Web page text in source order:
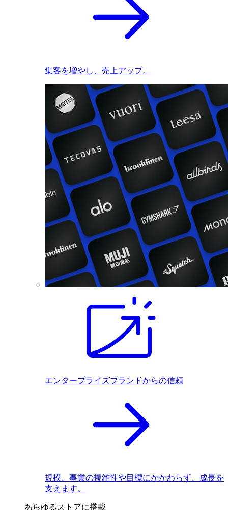
集客を増やし、売上アップ。
エンタープライズブランドからの信頼
規模、事業の複雑性や目標にかかわらず、成長を
支えます。
あらゆるストアに搭載